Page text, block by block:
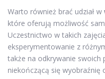
Warto również brać udział w
które oferują możliwość
Uczestnictwo w takich
eksperymentowanie z
także na odkrywanie swoich
niekończącą się wyobraźnię